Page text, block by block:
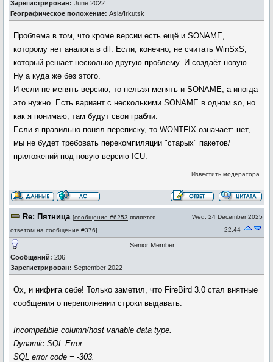
Зарегистрирован: June 2022
Географическое положение: Asia/Irkutsk
Проблема в том, что кроме версии есть ещё и SONAME,
которому нет аналога в dll. Если, конечно, не считать WinSxS,
который решает несколько другую проблему. И создаёт новую.
Ну а куда же без этого.
И если не менять версию, то нельзя менять и SONAME, а иногда
это нужно. Есть вариант с несколькими SONAME в одном so, но
как я понимаю, там будут свои грабли.
Если я правильно понял переписку, то WONTFIX означает: нет,
мы не будет требовать перекомпиляции "старых" пакетов/
приложений под новую версию ICU.
Известить модератора
Re: Пятница [сообщение #6253 является
ответом на сообщение #376]
Wed, 24 December 2025
22:44
Сообщений: 206
Зарегистрирован: September 2022
Senior Member
Ох, и нифига себе! Только заметил, что FireBird 3.0 стал внятные
сообщения о переполнении строки выдавать:
Incompatible column/host variable data type.
Dynamic SQL Error.
SQL error code = -303.